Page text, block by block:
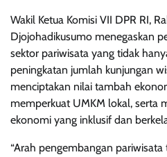
Wakil Ketua Komisi VII DPR RI,
Djojohadikusumo menegaskan
sektor pariwisata yang tidak
peningkatan jumlah kunjungan
menciptakan nilai tambah
memperkuat UMKM lokal, serta
ekonomi yang inklusif dan
“Arah pengembangan